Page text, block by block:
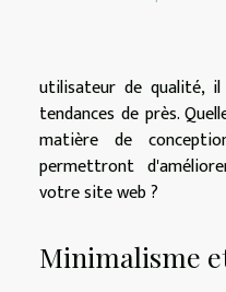
utilisateur de qualité,
tendances de près.
matière de
permettront
votre site web ?
Minimalisme